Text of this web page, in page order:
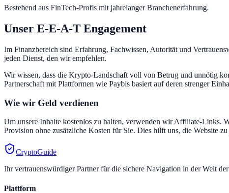
Bestehend aus FinTech-Profis mit jahrelanger Branchenerfahrung.
Unser E-E-A-T Engagement
Im Finanzbereich sind Erfahrung, Fachwissen, Autorität und
jeden Dienst, den wir empfehlen.
Wir wissen, dass die Krypto-Landschaft voll von Betrug und unnötig
Partnerschaft mit Plattformen wie Paybis basiert auf deren strenger
Wie wir Geld verdienen
Um unsere Inhalte kostenlos zu halten, verwenden wir Affiliate-Links.
Provision ohne zusätzliche Kosten für Sie. Dies hilft uns, die Website
CryptoGuide
Ihr vertrauenswürdiger Partner für die sichere Navigation in der Welt
Plattform